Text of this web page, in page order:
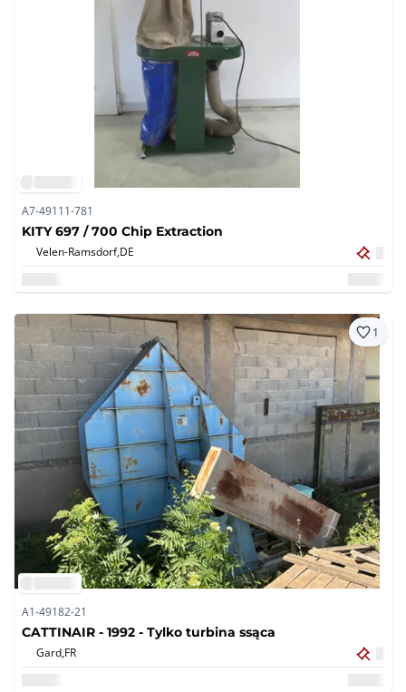
A7-49111-781
KITY 697 / 700 Chip Extraction
Velen-Ramsdorf,DE
1
A1-49182-21
CATTINAIR - 1992 - Tylko turbina ssąca
Gard,FR